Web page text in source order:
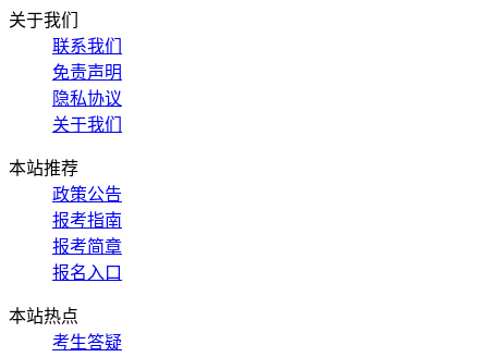
关于我们
联系我们
免责声明
隐私协议
关于我们
本站推荐
政策公告
报考指南
报考简章
报名入口
本站热点
考生答疑